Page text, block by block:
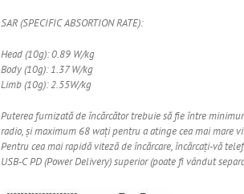
SAR (SPECIFIC ABSORTION RATE):
Head (10g): 0.89 W/kg
Body (10g): 1.37 W/kg
Limb (10g): 2.55W/kg
Puterea furnizată de încărcător trebuie să fie între
radio, și maximum 68 wați pentru a atinge cea mai mare
Pentru cea mai rapidă viteză de încărcare, încărcați-vă
USB-C PD (Power Delivery) superior (poate fi vândut